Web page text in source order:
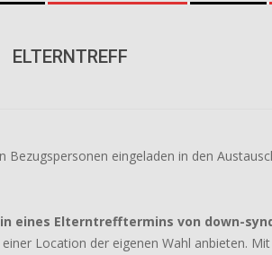
ELTERNTREFF
eingeladen in den
eines Elterntrefftermins von down-
Location der eigenen Wahl anbieten.